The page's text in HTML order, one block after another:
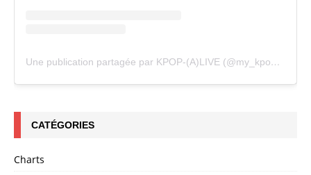
Une publication partagée par KPOP-(A)LIVE (@my_kpopalive)
CATÉGORIES
Charts